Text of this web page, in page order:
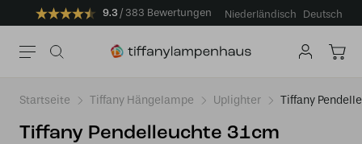
9.3 383 Bewertungen Niederländisch Deutsch
Startseite Tiffany Hängelampe Uplighter Tiffany
Tiffany Pendelleuchte 31cm